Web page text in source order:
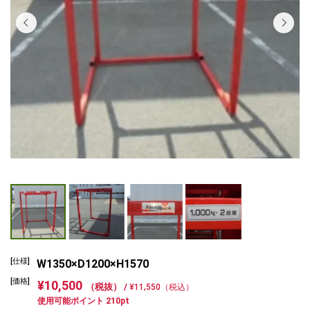
[仕様] W1350×D1200×H1570
[価格] ¥10,500 （税抜） / ¥11,550（税込）
使用可能ポイント 210pt